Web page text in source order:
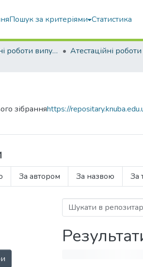
Пошук за критеріями Статистика
Атестаційні роботи випускників
зібранняhttps://
За автором За назвою За